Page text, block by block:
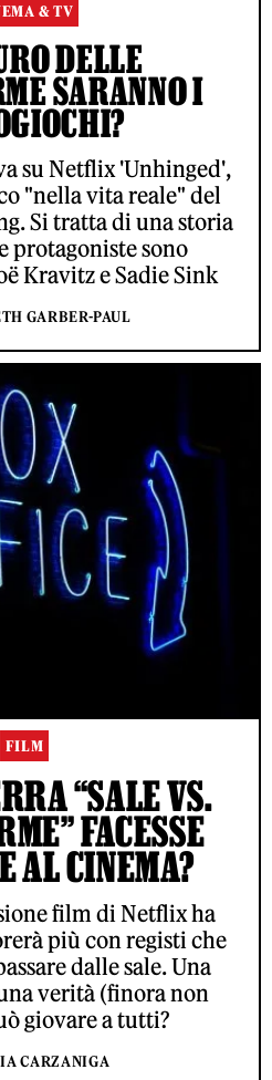
& TV
DELLE
SARANNO I
su Netflix 'Unhinged',
"nella vita reale" del
Si tratta di una storia
protagoniste sono
Kravitz e Sadie Sink
GARBER-PAUL
FILM
“SALE VS.
FACESSE
AL CINEMA?
film di Netflix ha
più con registi che
dalle sale. Una
verità (finora non
giovare a tutti?
CARZANIGA